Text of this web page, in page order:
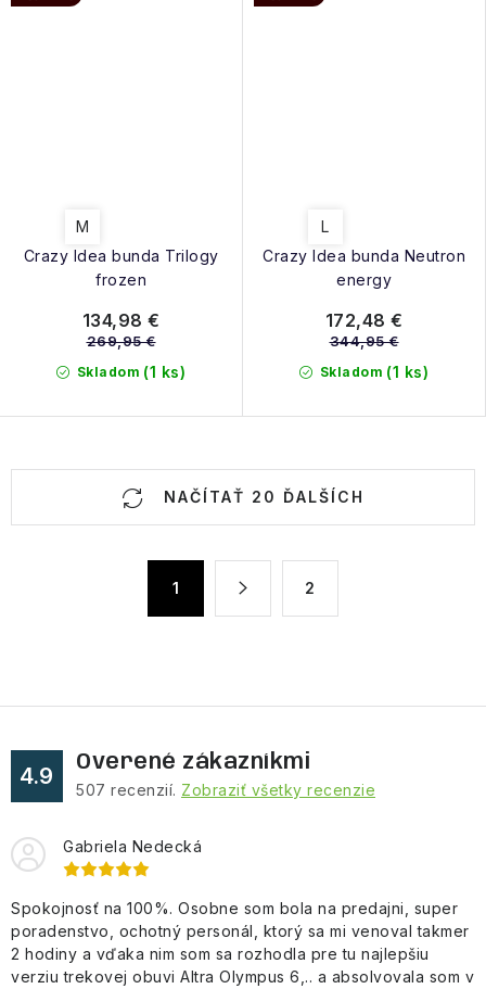
Crazy Idea bunda Trilogy
frozen
M
Skladom (1 ks)
134,98 €
269,95 €
Crazy Idea bunda Neutron
energy
L
Skladom (1 ks)
172,48 €
344,95 €
e
y
v
ý
p
i
NAČÍTAŤ 20 ĎALŠÍCH
k
v
a
n
e
1 2
4.9
Overené zákazníkmi
507 recenzií. Zobraziť všetky recenzie
Gabriela Nedecká
Spokojnosť na 100%. Osobne som bola na predajni, super
poradenstvo, ochotný personál, ktorý sa mi venoval takmer
2 hodiny a vďaka nim som sa rozhodla pre tu najlepšiu
verziu trekovej obuvi Altra Olympus 6,.. a absolvovala som v